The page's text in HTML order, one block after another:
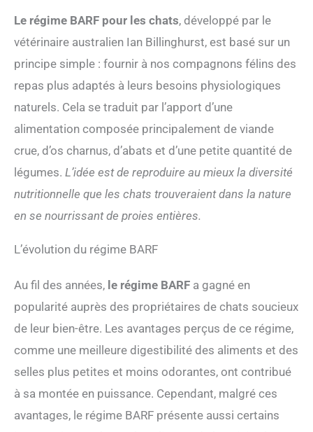
Le régime BARF pour les chats, développé par le
vétérinaire australien Ian Billinghurst, est basé sur un
principe simple : fournir à nos compagnons félins des
repas plus adaptés à leurs besoins physiologiques
naturels. Cela se traduit par l’apport d’une
alimentation composée principalement de viande
crue, d’os charnus, d’abats et d’une petite quantité de
légumes. L’idée est de reproduire au mieux la diversité
nutritionnelle que les chats trouveraient dans la nature
en se nourrissant de proies entières.
L’évolution du régime BARF
Au fil des années, le régime BARF a gagné en
popularité auprès des propriétaires de chats soucieux
de leur bien-être. Les avantages perçus de ce régime,
comme une meilleure digestibilité des aliments et des
selles plus petites et moins odorantes, ont contribué
à sa montée en puissance. Cependant, malgré ces
avantages, le régime BARF présente aussi certains